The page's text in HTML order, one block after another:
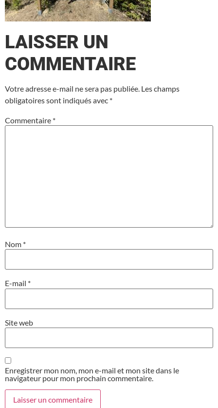
LAISSER UN
COMMENTAIRE
Votre adresse e-mail ne sera pas publiée. Les champs
obligatoires sont indiqués avec *
Commentaire *
Nom *
E-mail *
Site web
Enregistrer mon nom, mon e-mail et mon site dans le
navigateur pour mon prochain commentaire.